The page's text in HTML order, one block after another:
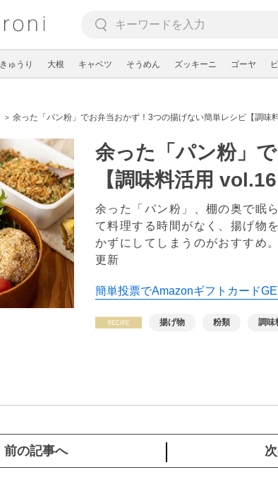
きゅうり 大根 キャベツ そうめん ズッキーニ ゴーヤ
余った「パン粉」でお弁当おかず！3つの揚げない簡単レシピ【調味
余った「パン粉」
【調味料活用 vol.16
余った「パン粉」、棚の奥で眠
て料理する時間がなく、揚げ物
かずにしてしまうのがおすすめ
更新
簡単投票でAmazonギフトカード
揚げ物 粉類 調味
前の記事へ